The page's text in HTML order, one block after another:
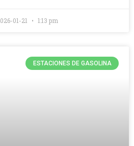
01-21 1:13 pm
ESTACIONES DE GASOLINA